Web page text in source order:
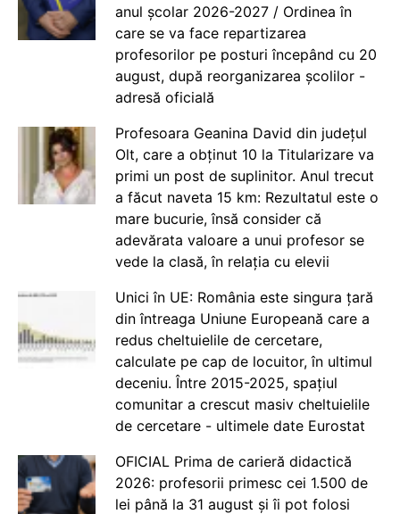
anul școlar 2026-2027 / Ordinea în
care se va face repartizarea
profesorilor pe posturi începând cu 20
august, după reorganizarea școlilor -
adresă oficială
Profesoara Geanina David din județul
Olt, care a obținut 10 la Titularizare va
primi un post de suplinitor. Anul trecut
a făcut naveta 15 km: Rezultatul este o
mare bucurie, însă consider că
adevărata valoare a unui profesor se
vede la clasă, în relația cu elevii
Unici în UE: România este singura țară
din întreaga Uniune Europeană care a
redus cheltuielile de cercetare,
calculate pe cap de locuitor, în ultimul
deceniu. Între 2015-2025, spațiul
comunitar a crescut masiv cheltuielile
de cercetare - ultimele date Eurostat
OFICIAL Prima de carieră didactică
2026: profesorii primesc cei 1.500 de
lei până la 31 august și îi pot folosi